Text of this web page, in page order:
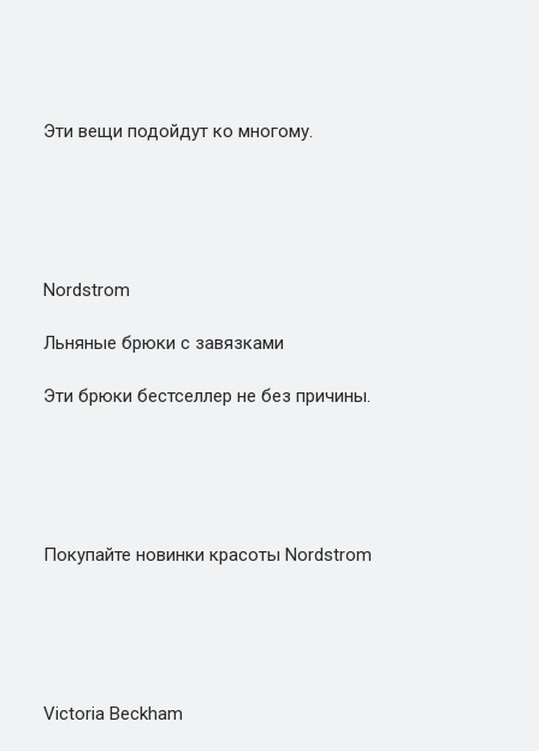
Эти вещи подойдут ко многому.
Nordstrom
Льняные брюки с завязками
Эти брюки бестселлер не без причины.
Покупайте новинки красоты Nordstrom
Victoria Beckham